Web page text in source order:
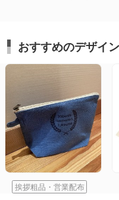
おすすめのデザイ
挨拶粗品・営業配布